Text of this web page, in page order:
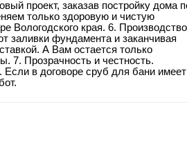
проект, заказав постройку дома
только здоровую и чистую
Вологодского края. 6. Производство
заливки фундамента и заканчивая
А Вам остается только
7. Прозрачность и честность.
в договоре сруб для бани имеет